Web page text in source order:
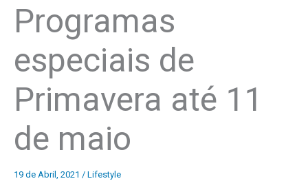
Programas
especiais de
Primavera até 11
de maio
19 de Abril, 2021 / Lifestyle